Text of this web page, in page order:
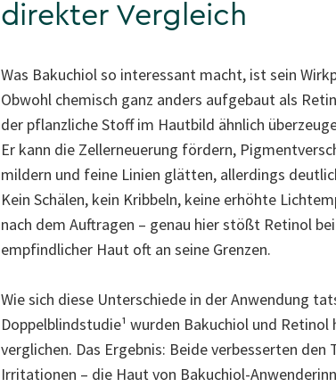
direkter Vergleich
Was Bakuchiol so interessant macht, ist sein
Obwohl chemisch ganz anders aufgebaut als
der pflanzliche Stoff im Hautbild ähnlich
Er kann die Zellerneuerung fördern,
mildern und feine Linien glätten, allerdings
Kein Schälen, kein Kribbeln, keine erhöhte
nach dem Auftragen – genau hier stößt Retinol bei
empfindlicher Haut oft an seine Grenzen.
Wie sich diese Unterschiede in der Anwendung
Doppelblindstudie¹ wurden Bakuchiol und
verglichen. Das Ergebnis: Beide verbesserten
Irritationen – die Haut von Bakuchiol-